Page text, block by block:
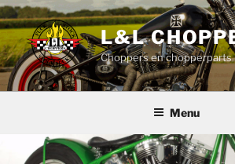
Ga
naar
de
inhoud
L&L
Choppers en chopperparts
Menu